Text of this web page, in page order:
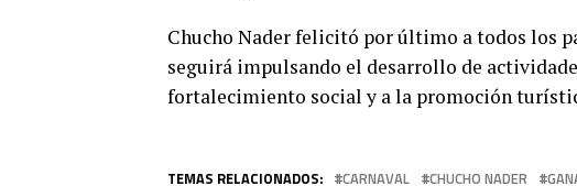
Chucho Nader felicitó por último a todos los
seguirá impulsando el desarrollo de
fortalecimiento social y a la promoción
TEMAS RELACIONADOS: CARNAVAL CHUCHO NADER